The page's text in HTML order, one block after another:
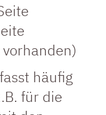
häufig
für die